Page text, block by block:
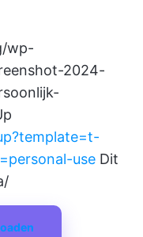
wp-
2024-
use Dit